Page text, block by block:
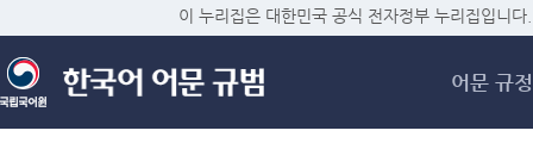
메
이 누리집은 대한민국 공식 전자정부 누리집입니다.
어문 규정